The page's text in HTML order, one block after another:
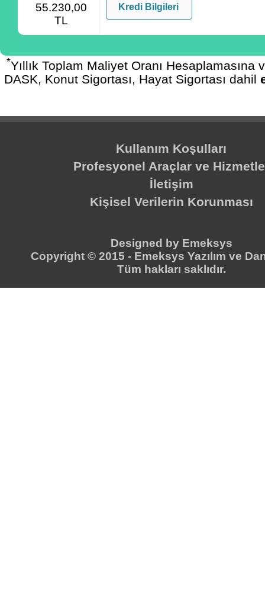
55.230,00
TL
Kredi Bilgileri
*Yıllık Toplam Maliyet Oranı Hesaplamasına
DASK, Konut Sigortası, Hayat Sigortası dahil
Kullanım Koşulları
Profesyonel Araçlar ve
İletişim
Kişisel Verilerin Korunması
Designed by Emeksys
Copyright © 2015 - Emeksys Yazılım ve
Tüm hakları saklıdır.